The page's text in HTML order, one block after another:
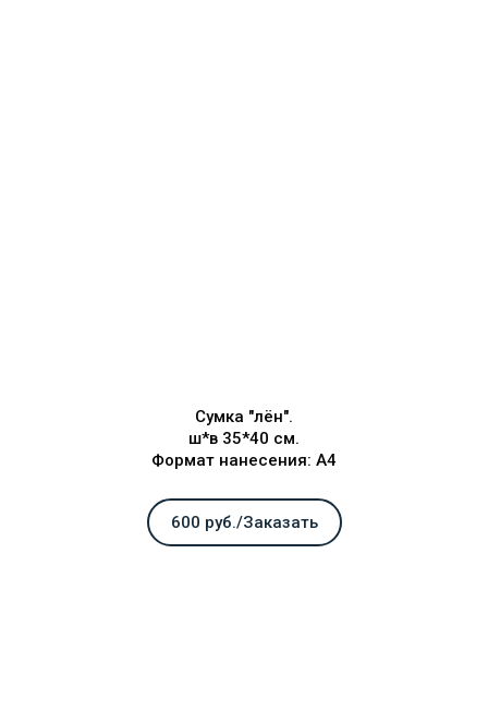
Сумка "лён".
ш*в 35*40 см.
Формат нанесения: А4
600 руб./Заказать